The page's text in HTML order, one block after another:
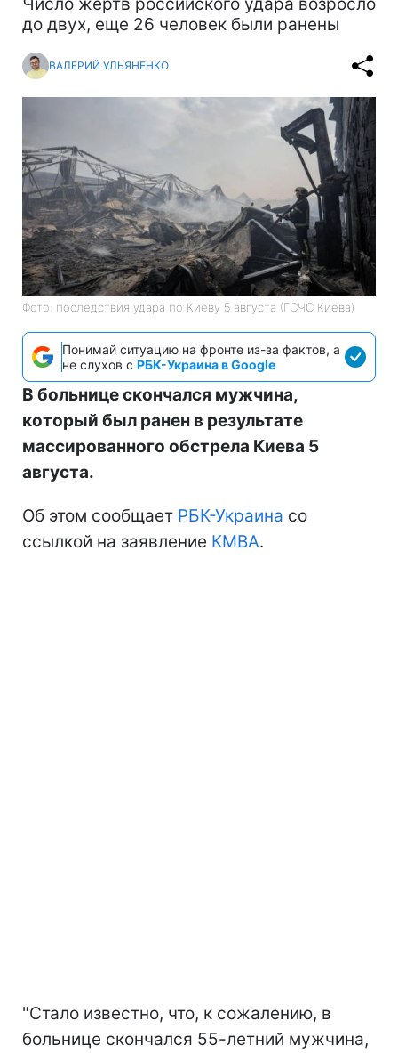
до двух, еще 26 человек были ранены
ВАЛЕРИЙ УЛЬЯНЕНКО
Фото: последствия удара по Киеву 5 августа (ГСЧС Киева)
Понимай ситуацию на фронте из-за фактов, а
не слухов с РБК-Украина в Google
В больнице скончался мужчина,
который был ранен в результате
массированного обстрела Киева 5
августа.
Об этом сообщает РБК-Украина со
ссылкой на заявление КМВА.
"Стало известно, что, к сожалению, в
больнице скончался 55-летний мужчина,